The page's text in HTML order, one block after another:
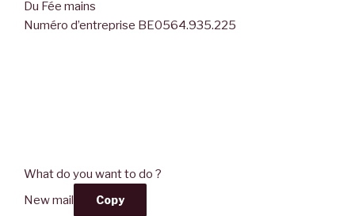
Du Fée mains
Numéro d’entreprise BE0564.935.225
What do you want to do ?
New mail
Copy